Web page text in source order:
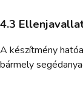
4.3
A készítmény
bármely